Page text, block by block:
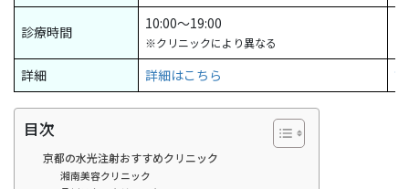
診療時間 10:00〜19:00
※クリニックにより異なる
詳細 詳細はこちら
目次
京都の水光注射おすすめクリニック
湘南美容クリニック